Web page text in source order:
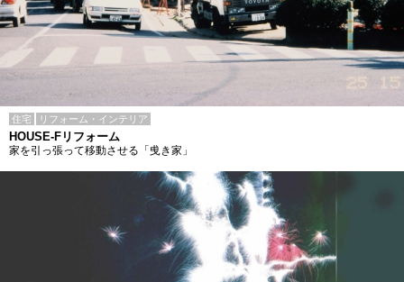
住宅 リフォーム・インテリア
HOUSE-Fリフォーム
家を引っ張って移動させる「曵き家」